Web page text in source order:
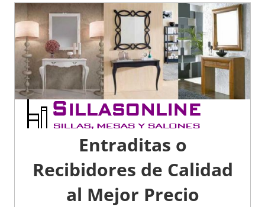
Entraditas o
Recibidores de Calidad
al Mejor Precio